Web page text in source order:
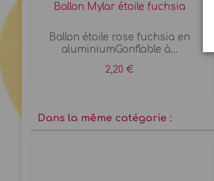
Ballon Mylar étoile fuchsia
Ballon étoile rose fuchsia en
aluminiumGonflable à...
2,20 €
Dans la même catégorie :